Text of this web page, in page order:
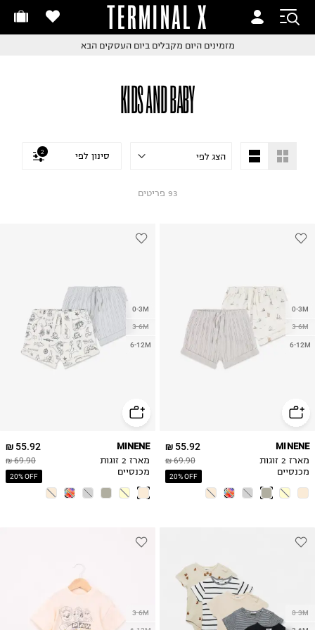
TERMINAL X
החלפות והחזרות בקליקעם שליח עד הבית!
KIDS AND BABY
סינון לפי 2
93 פריטים
0-3M
3-6M
6-12M
55.92 ₪
69.90 ₪
20% OFF
MINENE
מארז 2 זוגות
מכנסיים
0-3M
3-6M
6-12M
55.92 ₪
69.90 ₪
20% OFF
MINENE
מארז 2 זוגות
מכנסיים
0-3M
3-6M